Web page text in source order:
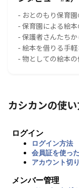
- おとのもり保育
- 保育園による絵
- 保護者さんたち
- 絵本を借りる手軽
- 物としての絵本
カシカンの使
ログイン
ログイン方法
会員証を使っ
アカウント切
メンバー管理